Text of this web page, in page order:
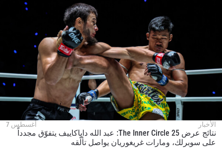
الأخبار أغسطس 7
نتائج عرض The Inner Circle 25: عبد الله داياكاييف يتفوّق مجدداً
على سوبرلك، ومارات غريغوريان يواصل تألّقه